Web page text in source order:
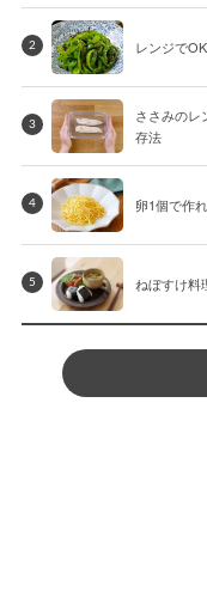
2 レンジで
3
ささみのレ
存法
4 卵1個で作
5 ねぼすけ料